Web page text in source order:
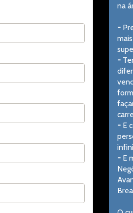
na
-
-
- E
- E